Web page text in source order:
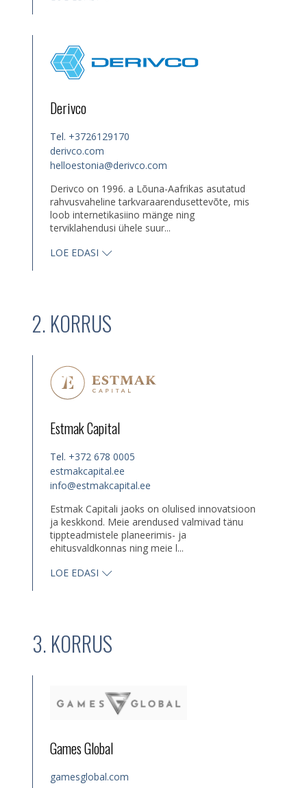
Derivco
Tel. +3726129170
derivco.com
helloestonia@derivco.com
Derivco on 1996. a Lõuna-Aafrikas asutatud
rahvusvaheline tarkvaraarendusettevõte, mis
loob internetikasiino mänge ning
terviklahendusi ühele suur...
LOE EDASI
2. KORRUS
Estmak Capital
Tel. +372 678 0005
estmakcapital.ee
info@estmakcapital.ee
Estmak Capitali jaoks on olulised innovatsioon
ja keskkond. Meie arendused valmivad tänu
tippteadmistele planeerimis- ja
ehitusvaldkonnas ning meie l...
LOE EDASI
3. KORRUS
Games Global
gamesglobal.com